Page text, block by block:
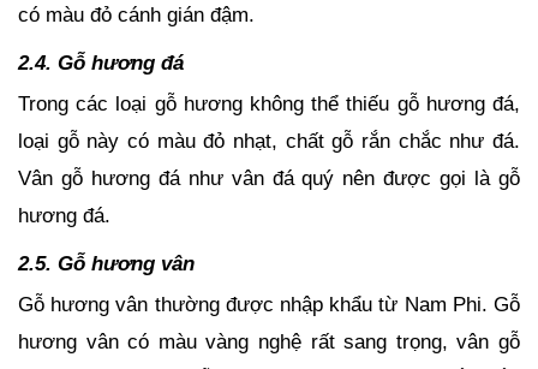
có màu đỏ cánh gián đậm.
2.4. Gỗ hương đá
Trong các loại gỗ hương không thể thiếu gỗ hương đá,
loại gỗ này có màu đỏ nhạt, chất gỗ rắn chắc như đá.
Vân gỗ hương đá như vân đá quý nên được gọi là gỗ
hương đá.
2.5. Gỗ hương vân
Gỗ hương vân thường được nhập khẩu từ Nam Phi. Gỗ
hương vân có màu vàng nghệ rất sang trọng, vân gỗ